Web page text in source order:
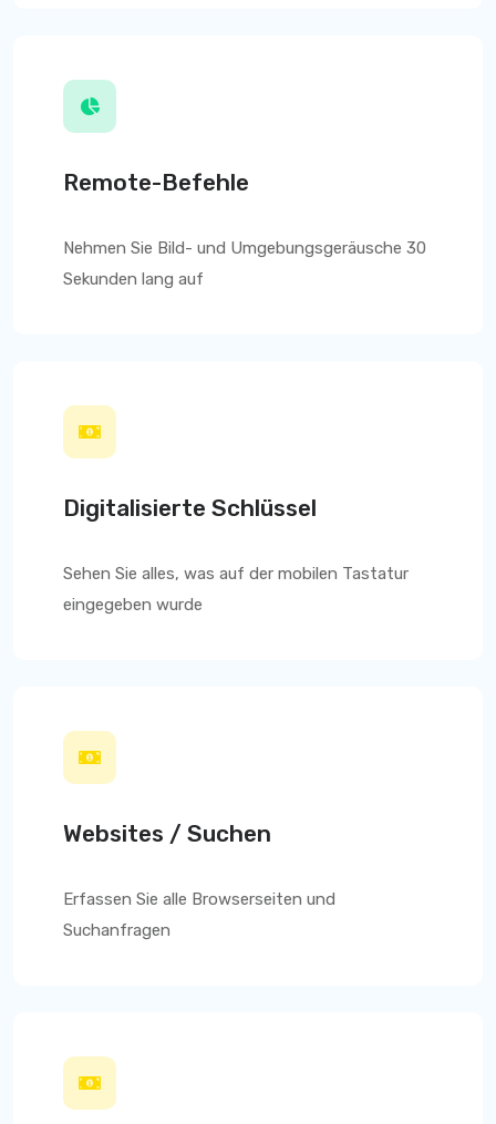
Remote-Befehle
Nehmen Sie Bild- und Umgebungsgeräusche 30
Sekunden lang auf
Digitalisierte Schlüssel
Sehen Sie alles, was auf der mobilen Tastatur
eingegeben wurde
Websites / Suchen
Erfassen Sie alle Browserseiten und
Suchanfragen